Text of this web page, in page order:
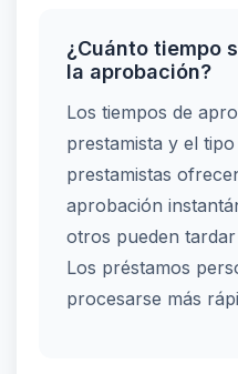
¿Cuánto tiempo
la aprobación?
Los tiempos de
prestamista y el
prestamistas
aprobación
otros pueden tardar
Los préstamos
procesarse más